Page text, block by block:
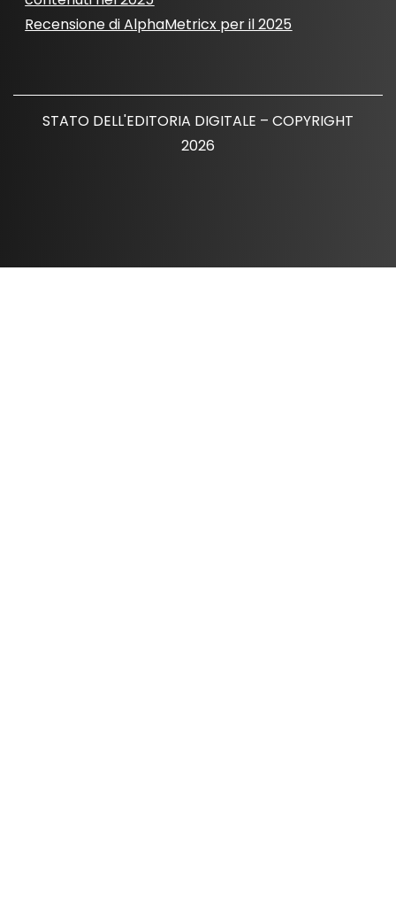
Recensione di AlphaMetricx per il 2025
STATO DELL'EDITORIA DIGITALE – COPYRIGHT
2026